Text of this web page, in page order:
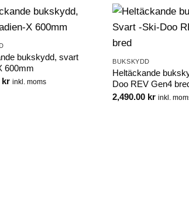
bukskydd, svart
600mm
kr inkl. moms
BUKSKYDD
Heltäckande
Doo REV Gen4
2,490.00 kr inkl.